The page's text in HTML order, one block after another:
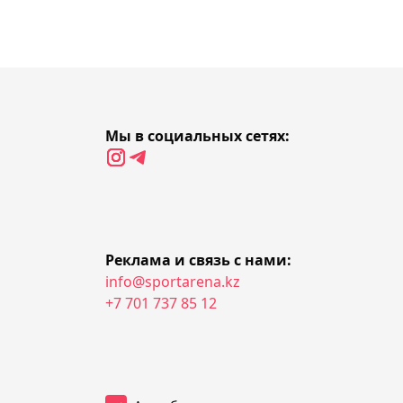
Волкановски может
провести титульный бой
Стал известен состав
11:43, Сегодня
Мы в социальных сетях:
Реклама и связь с нами:
info@sportarena.kz
+7 701 737 85 12